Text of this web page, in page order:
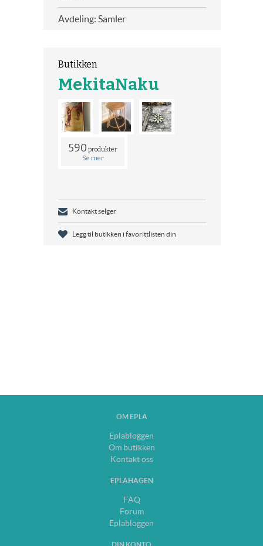
Avdeling: Samler
Butikken
MekitaNaku
590 produkter
Se mer
Kontakt selger
Legg til butikken i favorittlisten din
OM EPLA
Eplabloggen
Om butikken
Kontakt oss
EPLAHAGEN
FAQ
Forum
Eplabloggen